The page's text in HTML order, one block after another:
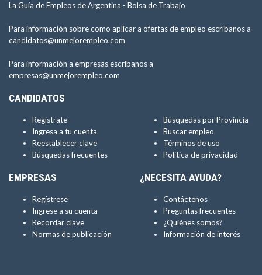
La Guía de Empleos de Argentina - Bolsa de Trabajo
Para información sobre como aplicar a ofertas de empleo escríbanos a
candidatos@unmejorempleo.com
Para información a empresas escríbanos a
empresas@unmejorempleo.com
CANDIDATOS
Regístrate
Ingresa a tu cuenta
Reestablecer clave
Búsquedas frecuentes
Búsquedas por Provincia
Buscar empleo
Términos de uso
Política de privacidad
EMPRESAS
Regístrese
Ingrese a su cuenta
Recordar clave
Normas de publicación
¿NECESITA AYUDA?
Contáctenos
Preguntas frecuentes
¿Quiénes somos?
Información de interés